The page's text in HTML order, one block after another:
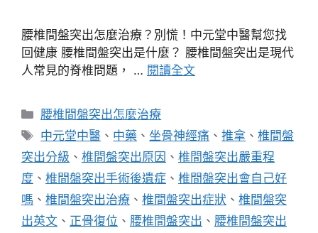
腰椎間盤突出怎麼治療？別慌！中元堂中醫幫您找
回健康 腰椎間盤突出是什麼？ 腰椎間盤突出是現代
人常見的脊椎問題， … 閱讀全文
分
類
腰椎間盤突出怎麼治療
標
籤
中元堂中醫 、 中藥 、坐骨神經痛 、推拿 、椎間盤
突出分級 、 椎間盤突出原因 、 椎間盤突出嚴重程
度 、 椎間盤突出手術後遺症 、 椎間盤突出會自己好
嗎 、 椎間盤突出治療 、 椎間盤突出症狀 、 椎間盤突
出英文 、 正骨復位 、 腰椎間盤突出 、 腰椎間盤突出